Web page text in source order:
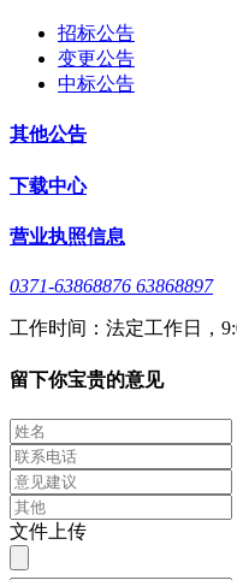
招标公告
变更公告
中标公告
其他公告
下载中心
营业执照信息
0371-63868876 63868897
工作时间：法定工作日，
留下你宝贵的意见
文件上传